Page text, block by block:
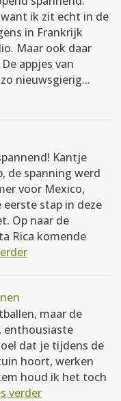
ik zit echt in de
in Frankrijk
Maar ook daar
appjes van
nieuwsgierig...
Kantje
de spanning werd
voor Mexico,
eerste stap in deze
Op naar de
Rica komende
maar de
enthousiaste
dat je tijdens de
hoort, werken
houd ik het toch
verder